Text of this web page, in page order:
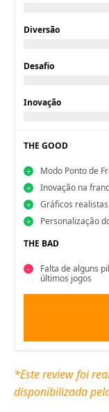
Diversão
Desafio
Inovação
THE GOOD
Modo Ponto de
Inovação na
Gráficos
Personalização
THE BAD
Falta de alguns
últimos jogos
*Este review foi
disponibilizada